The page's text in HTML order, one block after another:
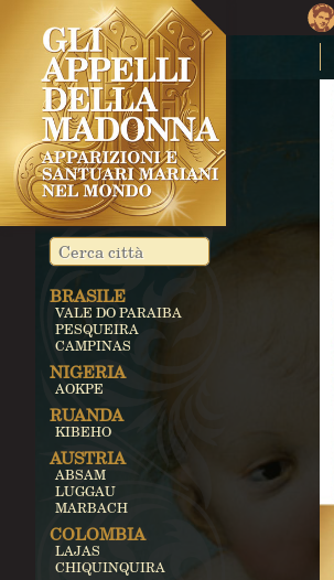
BRASILE
VALE DO PARAIBA
PESQUEIRA
CAMPINAS
NIGERIA
AOKPE
RUANDA
KIBEHO
AUSTRIA
ABSAM
LUGGAU
MARBACH
COLOMBIA
LAJAS
CHIQUINQUIRA